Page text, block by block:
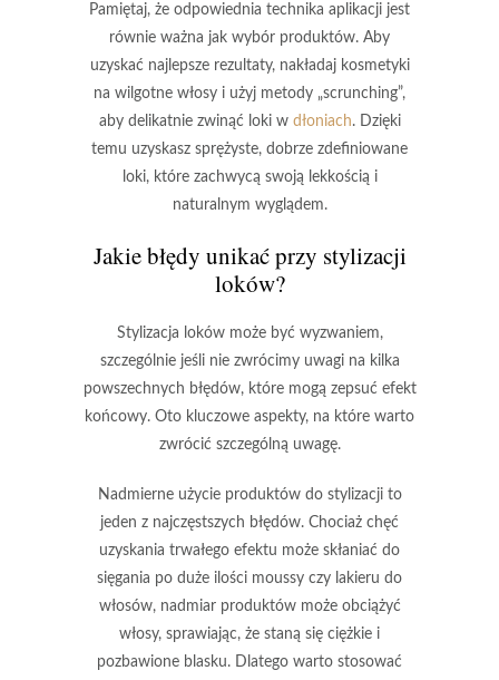
Pamiętaj, że odpowiednia technika aplikacji jest
równie ważna jak wybór produktów. Aby
uzyskać najlepsze rezultaty, nakładaj kosmetyki
na wilgotne włosy i użyj metody „scrunching”,
aby delikatnie zwinąć loki w dłoniach. Dzięki
temu uzyskasz sprężyste, dobrze zdefiniowane
loki, które zachwycą swoją lekkością i
naturalnym wyglądem.
Jakie błędy unikać przy stylizacji
loków?
Stylizacja loków może być wyzwaniem,
szczególnie jeśli nie zwrócimy uwagi na kilka
powszechnych błędów, które mogą zepsuć efekt
końcowy. Oto kluczowe aspekty, na które warto
zwrócić szczególną uwagę.
Nadmierne użycie produktów do stylizacjito
jeden z najczęstszych błędów. Chociaż chęć
uzyskania trwałego efektu może skłaniać do
sięgania po duże ilości moussy czy lakieru do
włosów, nadmiar produktów może obciążyć
włosy, sprawiając, że staną się ciężkie i
pozbawione blasku. Dlatego warto stosować